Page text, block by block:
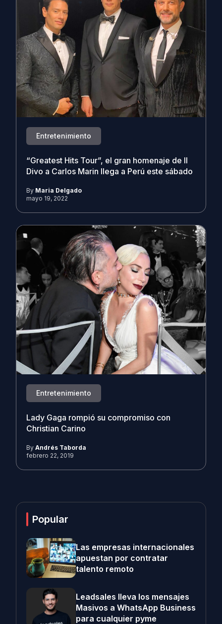
Entretenimiento
“Greatest Hits Tour”, el gran homenaje de Il
Divo a Carlos Marin llega a Perú este sábado
By Maria Delgado
mayo 19, 2022
Entretenimiento
Lady Gaga rompió su compromiso con
Christian Carino
By Andrés Taborda
febrero 22, 2019
Popular
Las empresas internacionales
apuestan por contratar
talento remoto
Leadsales lleva los mensajes
Masivos a WhatsApp Business
para cualquier pyme